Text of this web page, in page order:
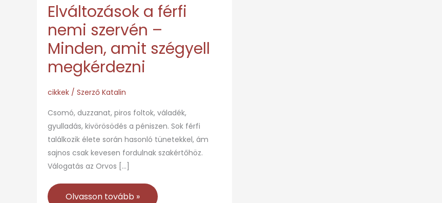
Elváltozások a férfi
nemi szervén –
Minden, amit szégyell
megkérdezni
cikkek / Szerző Katalin
Csomó, duzzanat, piros foltok, váladék,
gyulladás, kivörösödés a péniszen. Sok férfi
találkozik élete során hasonló tünetekkel, ám
sajnos csak kevesen fordulnak szakértőhöz.
Válogatás az Orvos […]
megkérdezni
Olvasson tovább »